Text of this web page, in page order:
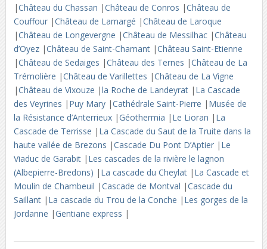
|Château du Chassan |Château de Conros |Château de
Couffour |Château de Lamargé |Château de Laroque
|Château de Longevergne |Château de Messilhac |Château
d’Oyez |Château de Saint-Chamant |Château Saint-Etienne
|Château de Sedaiges |Château des Ternes |Château de La
Trémolière |Château de Varillettes |Château de La Vigne
|Château de Vixouze |la Roche de Landeyrat | La Cascade
des Veyrines | Puy Mary |Cathédrale Saint-Pierre | Musée de
la Résistance d’Anterrieux |Géothermia | Le Lioran | La
Cascade de Terrisse | La Cascade du Saut de la Truite dans la
haute vallée de Brezons |Cascade Du Pont D’Aptier | Le
Viaduc de Garabit | Les cascades de la rivière le lagnon
(Albepierre-Bredons) | La cascade du Cheylat | La Cascade et
Moulin de Chambeuil |Cascade de Montval |Cascade du
Saillant | La cascade du Trou de la Conche | Les gorges de la
Jordanne |Gentiane express |